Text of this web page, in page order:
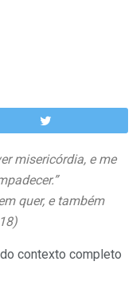
misericórdia, e me
quer, e também
contexto completo